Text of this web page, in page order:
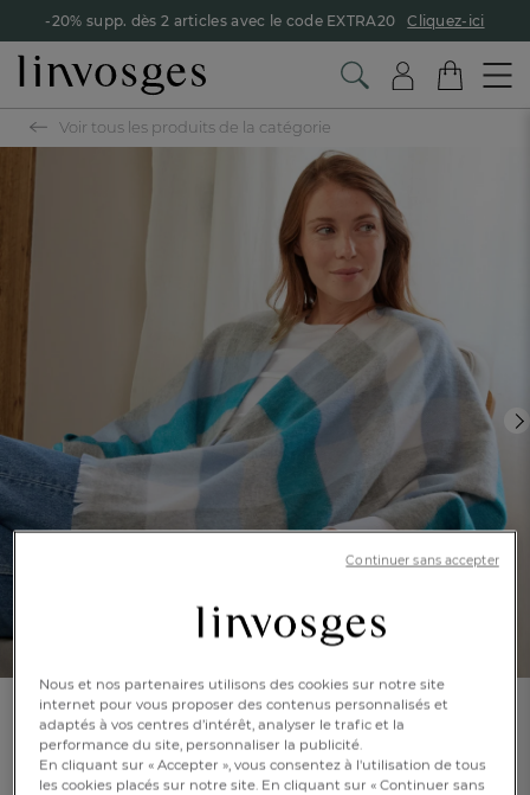
-20% supp. dès 2 articles avec le code EXTRA20 Cliquez-ici
Voir tous les produits de la catégorie
Poncho
Douce harmonie
Nous et nos partenaires utilisons des cookies sur notre site
internet pour vous proposer des contenus personnalisés et
adaptés à vos centres d’intérêt, analyser le trafic et la
performance du site, personnaliser la publicité.
En cliquant sur « Accepter », vous consentez à l'utilisation de tous
les cookies placés sur notre site. En cliquant sur « Continuer sans
Continuer sans accepter